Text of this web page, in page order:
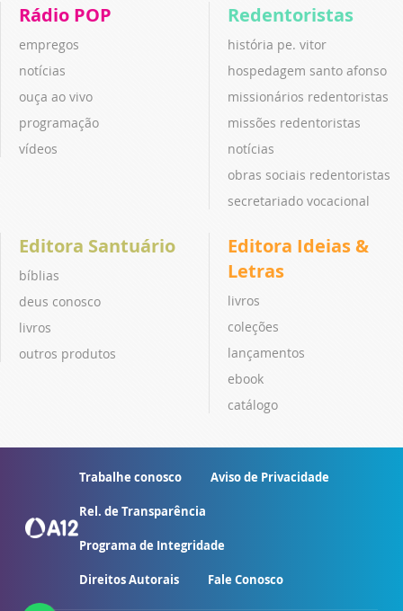
Rádio POP
empregos
notícias
ouça ao vivo
programação
vídeos
Redentoristas
história pe. vitor
hospedagem santo afonso
missionários redentoristas
missões redentoristas
notícias
obras sociais redentoristas
secretariado vocacional
Editora Santuário
bíblias
deus conosco
livros
outros produtos
Editora Ideias &
Letras
livros
coleções
lançamentos
ebook
catálogo
Trabalhe conosco Aviso de Privacidade
Rel. de Transparência
Programa de Integridade
Direitos Autorais Fale Conosco